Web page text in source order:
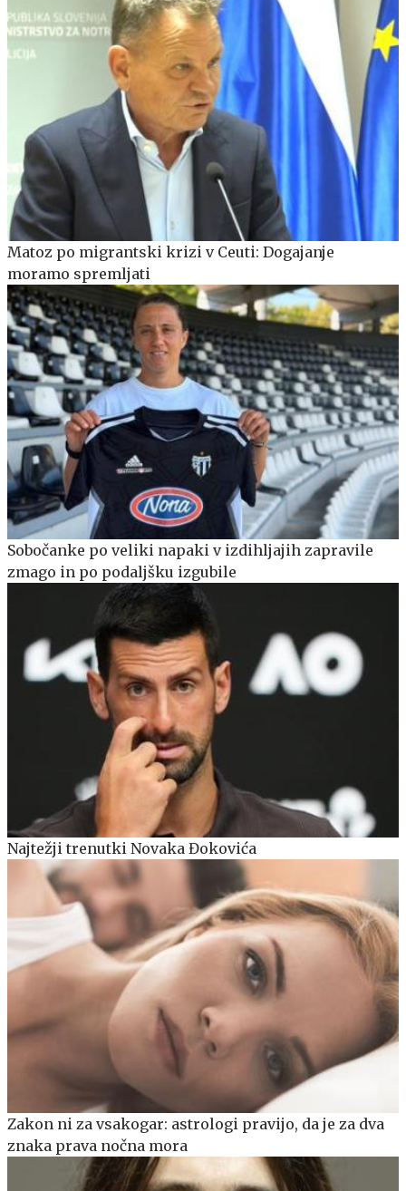
Matoz po migrantski krizi v Ceuti: Dogajanje
moramo spremljati
Sobočanke po veliki napaki v izdihljajih zapravile
zmago in po podaljšku izgubile
Najtežji trenutki Novaka Đokovića
Zakon ni za vsakogar: astrologi pravijo, da je za dva
znaka prava nočna mora